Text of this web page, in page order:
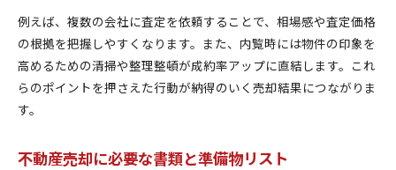
例えば、複数の会社に査定を依頼することで、相場感や査定価格
の根拠を把握しやすくなります。また、内覧時には物件の印象を
高めるための清掃や整理整頓が成約率アップに直結します。これ
らのポイントを押さえた行動が納得のいく売却結果につながりま
す。
不動産売却に必要な書類と準備物リスト